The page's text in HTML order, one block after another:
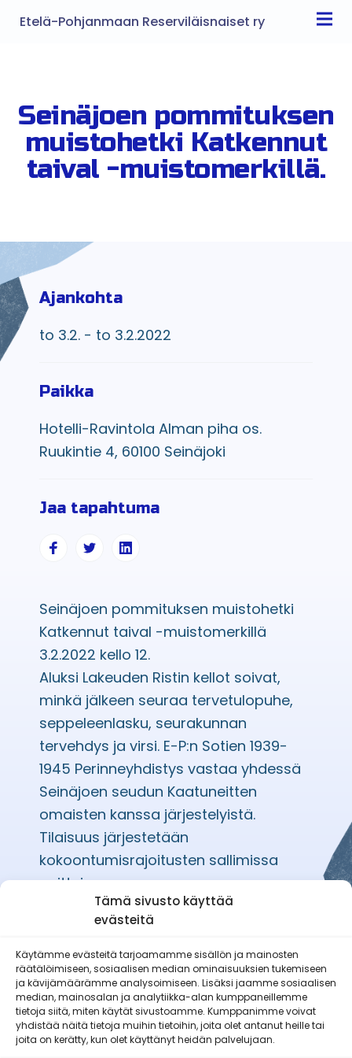
Tämä sivusto käyttää
evästeitä
Käytämme evästeitä tarjoamamme sisällön ja mainosten
räätälöimiseen, sosiaalisen median ominaisuuksien tukemiseen
ja kävijämäärämme analysoimiseen. Lisäksi jaamme sosiaalisen
median, mainosalan ja analytiikka-alan kumppaneillemme
tietoja siitä, miten käytät sivustoamme. Kumppanimme voivat
yhdistää näitä tietoja muihin tietoihin, joita olet antanut heille tai
joita on kerätty, kun olet käyttänyt heidän palvelujaan.
Etelä-Pohjanmaan Reserviläisnaiset ry
Seinäjoen pommituksen
muistohetki Katkennut
taival -muistomerkillä.
Ajankohta
to 3.2. - to 3.2.2022
Paikka
Hotelli-Ravintola Alman piha os.
Ruukintie 4, 60100 Seinäjoki
Jaa tapahtuma
Seinäjoen pommituksen muistohetki
Katkennut taival -muistomerkillä
3.2.2022 kello 12.
Aluksi Lakeuden Ristin kellot soivat,
minkä jälkeen seuraa tervetulopuhe,
seppeleenlasku, seurakunnan
tervehdys ja virsi. E-P:n Sotien 1939-
1945 Perinneyhdistys vastaa yhdessä
Seinäjoen seudun Kaatuneitten
omaisten kanssa järjestelyistä.
Tilaisuus järjestetään
kokoontumisrajoitusten sallimissa
puitteissa.
Etelä-Pohjanmaan Reserviläisnaiset
ry